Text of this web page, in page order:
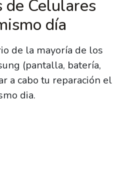
de Celulares
día
de la mayoría de los
(pantalla, batería,
a cabo tu reparación el
dia.